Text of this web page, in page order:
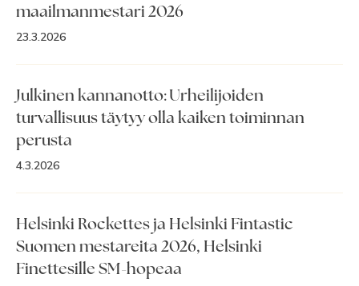
maailmanmestari 2026
23.3.2026
Julkinen kannanotto: Urheilijoiden
turvallisuus täytyy olla kaiken toiminnan
perusta
4.3.2026
Helsinki Rockettes ja Helsinki Fintastic
Suomen mestareita 2026, Helsinki
Finettesille SM-hopeaa